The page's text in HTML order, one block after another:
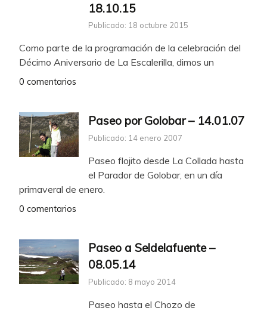
18.10.15
Publicado: 18 octubre 2015
Como parte de la programación de la celebración del
Décimo Aniversario de La Escalerilla, dimos un
0 comentarios
Paseo por Golobar – 14.01.07
Publicado: 14 enero 2007
Paseo flojito desde La Collada hasta
el Parador de Golobar, en un día
primaveral de enero.
0 comentarios
Paseo a Seldelafuente –
08.05.14
Publicado: 8 mayo 2014
Paseo hasta el Chozo de